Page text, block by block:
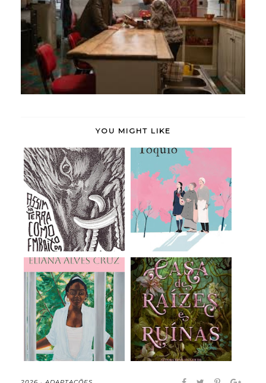
YOU MIGHT LIKE
Assim na Terra como
Embaixo da Terr...
Doce Tóquio - Durian
Sukegawa (rese...
Meridiana - Eliana
Alves Cruz (rese...
A Casa de Raízes e
Ruínas (Irmãs do...